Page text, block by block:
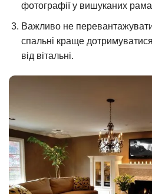
фотографії у вишуканих
Важливо не
спальні краще дотримуватися
від вітальні.